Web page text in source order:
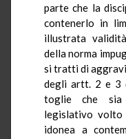
parte che la
contenerlo in
illustrata
della norma
si tratti di
degli artt. 2 e 3
toglie che sia
legislativo volto
idonea a